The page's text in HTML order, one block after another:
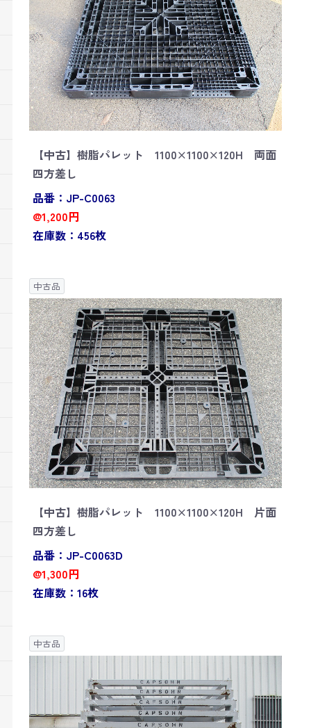
【中古】樹脂パレット 1100×1100×120H 両面
四方差し
品番：JP-C0063
@1,200円
在庫数：456枚
中古品
【中古】樹脂パレット 1100×1100×120H 片面
四方差し
品番：JP-C0063D
@1,300円
在庫数：16枚
中古品